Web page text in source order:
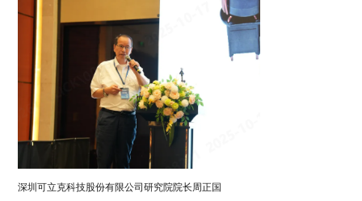
深圳可立克科技股份有限公司研究院院长周正国